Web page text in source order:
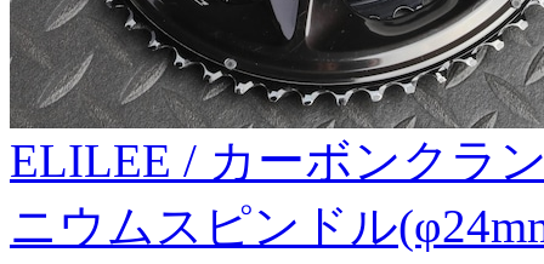
ELILEE / カーボンクラ
ニウムスピンドル